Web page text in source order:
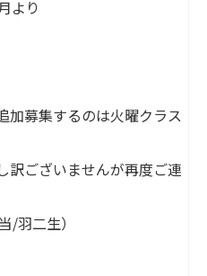
より
加募集するのは火曜クラス
訳ございませんが再度ご連
/羽二生）